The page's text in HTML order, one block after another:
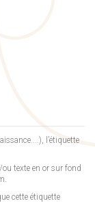
l’étiquette
texte en or sur fond
cette étiquette